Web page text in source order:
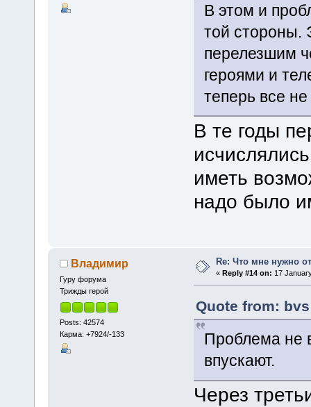
В этом и
той стороны.
перелезшим
героями и
теперь все не
В те годы
иметь
надо было
Владимир
Гуру форума
Трижды герой
Posts: 42574
Карма: +7924/-133
Re: Что мне нужно
«Reply #14 on: 17
Quote from:
Проблема не
впускают.
Через